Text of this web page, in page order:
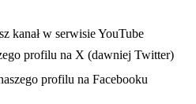
w nowej karcie
kanał w serwisie YouTube
profilu na X (dawniej Twitter)
w nowej karcieprofilu na Facebooku